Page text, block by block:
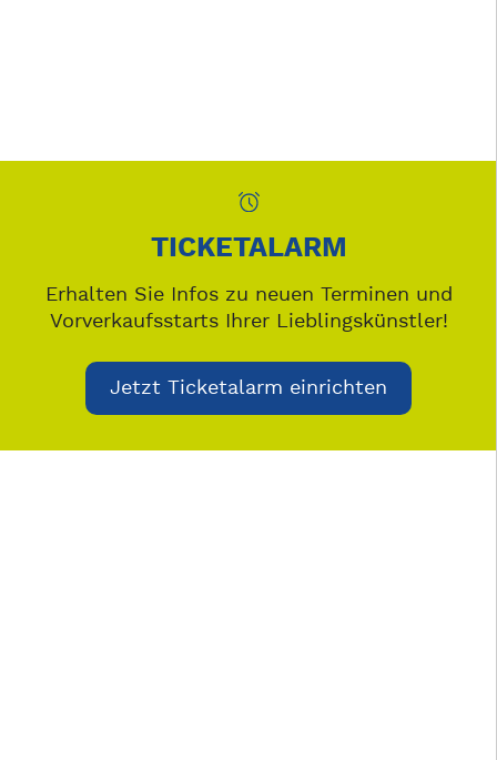
TICKETALARM
Erhalten Sie Infos zu neuen Terminen und
Vorverkaufsstarts Ihrer Lieblingskünstler!
Jetzt Ticketalarm einrichten